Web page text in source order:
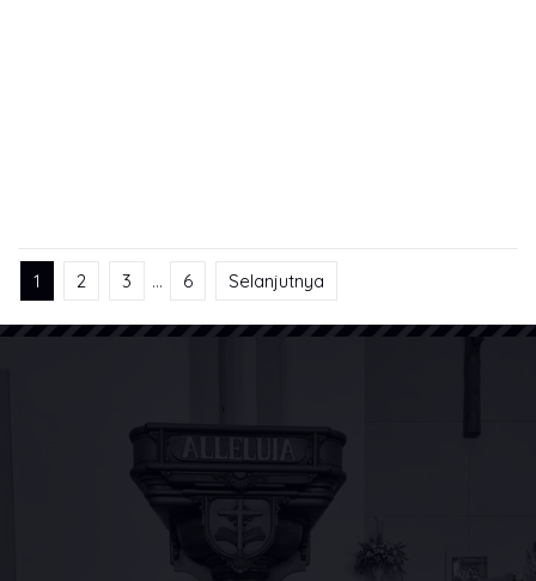
1 2 3 … 6 Selanjutnya